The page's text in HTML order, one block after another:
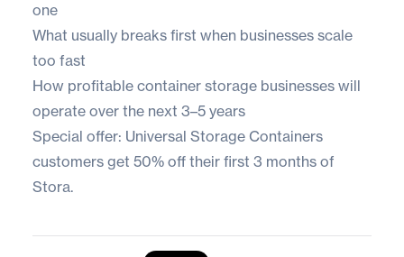
one
What usually breaks first when businesses scale
too fast
How profitable container storage businesses will
operate over the next 3–5 years
Special offer: Universal Storage Containers
customers get 50% off their first 3 months of
Stora.